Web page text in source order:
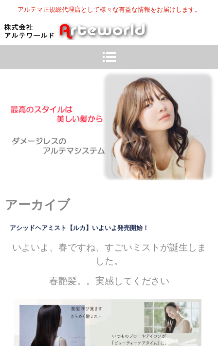
アルテマ正規総代理店として様々な有益な情報をお届けします。
アーカイブ
アシッドヘアミスト【ルカ】いよいよ発売開始！
いよいよ、春ですね、すごいミストが誕生しま
した。
春艶髪。。実感してください